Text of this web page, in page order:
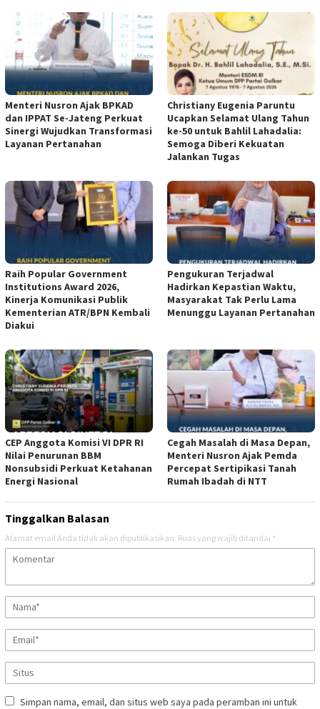
Menteri Nusron Ajak BPKAD
dan IPPAT Se-Jateng Perkuat
Sinergi Wujudkan Transformasi
Layanan Pertanahan
Christiany Eugenia Paruntu
Ucapkan Selamat Ulang Tahun
ke-50 untuk Bahlil Lahadalia:
Semoga Diberi Kekuatan
Jalankan Tugas
Raih Popular Government
Institutions Award 2026,
Kinerja Komunikasi Publik
Kementerian ATR/BPN Kembali
Diakui
Pengukuran Terjadwal
Hadirkan Kepastian Waktu,
Masyarakat Tak Perlu Lama
Menunggu Layanan Pertanahan
CEP Anggota Komisi VI DPR RI
Nilai Penurunan BBM
Nonsubsidi Perkuat Ketahanan
Energi Nasional
Cegah Masalah di Masa Depan,
Menteri Nusron Ajak Pemda
Percepat Sertipikasi Tanah
Rumah Ibadah di NTT
Tinggalkan Balasan
Alamat email Anda tidak akan dipublikasikan. Ruas yang wajib ditandai *
Simpan nama, email, dan situs web saya pada peramban ini untuk